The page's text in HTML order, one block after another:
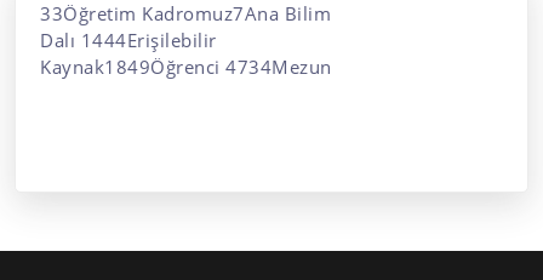
33Öğretim Kadromuz7Ana Bilim
Dalı 1444Erişilebilir
Kaynak1849Öğrenci 4734Mezun